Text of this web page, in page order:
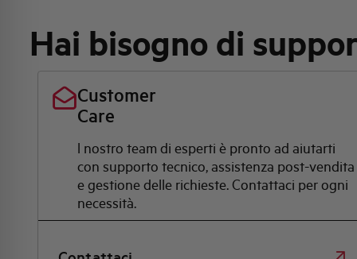
Hai bisogno di
Customer
Care
l nostro team di esperti è pronto ad aiutarti
con supporto tecnico, assistenza post-vendita
e gestione delle richieste. Contattaci per ogni
necessità.